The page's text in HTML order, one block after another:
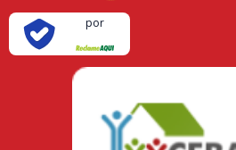
por